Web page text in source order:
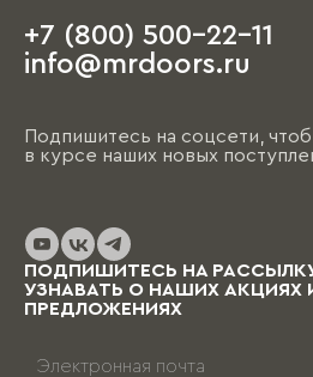
+7 (800) 500-22-11
info@mrdoors.ru
Подпишитесь на соцсети,
в курсе наших новых
ПОДПИШИТЕСЬ НА
УЗНАВАТЬ О НАШИХ АКЦИЯХ
ПРЕДЛОЖЕНИЯХ